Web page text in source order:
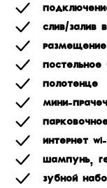
Слив/залив
Постельное
Полотенце
Мини-
Интернет Wi-
Шампунь,
Зубной